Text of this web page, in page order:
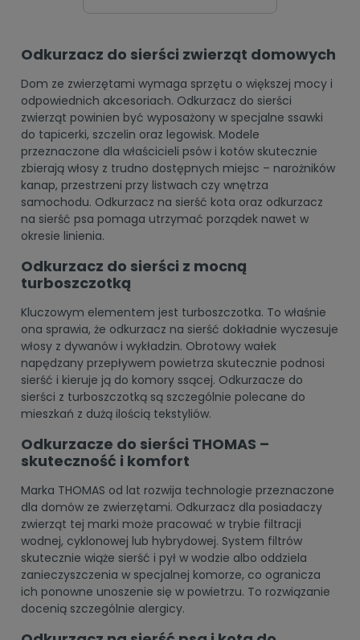
Odkurzacz do sierści zwierząt domowych
Dom ze zwierzętami wymaga sprzętu o większej mocy i
odpowiednich akcesoriach. Odkurzacz do sierści
zwierząt powinien być wyposażony w specjalne ssawki
do tapicerki, szczelin oraz legowisk. Modele
przeznaczone dla właścicieli psów i kotów skutecznie
zbierają włosy z trudno dostępnych miejsc – narożników
kanap, przestrzeni przy listwach czy wnętrza
samochodu. Odkurzacz na sierść kota oraz odkurzacz
na sierść psa pomaga utrzymać porządek nawet w
okresie linienia.
Odkurzacz do sierści z mocną
turboszczotką
Kluczowym elementem jest turboszczotka. To właśnie
ona sprawia, że odkurzacz na sierść dokładnie wyczesuje
włosy z dywanów i wykładzin. Obrotowy wałek
napędzany przepływem powietrza skutecznie podnosi
sierść i kieruje ją do komory ssącej. Odkurzacze do
sierści z turboszczotką są szczególnie polecane do
mieszkań z dużą ilością tekstyliów.
Odkurzacze do sierści THOMAS –
skuteczność i komfort
Marka THOMAS od lat rozwija technologie przeznaczone
dla domów ze zwierzętami. Odkurzacz dla posiadaczy
zwierząt tej marki może pracować w trybie filtracji
wodnej, cyklonowej lub hybrydowej. System filtrów
skutecznie wiąże sierść i pył w wodzie albo oddziela
zanieczyszczenia w specjalnej komorze, co ogranicza
ich ponowne unoszenie się w powietrzu. To rozwiązanie
docenią szczególnie alergicy.